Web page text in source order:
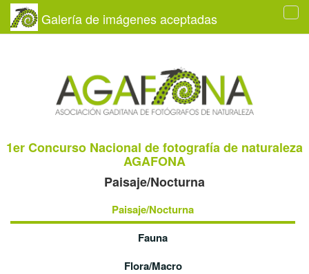
Galería de imágenes aceptadas
1er Concurso Nacional de fotografía de naturaleza
AGAFONA
Paisaje/Nocturna
Paisaje/Nocturna
Fauna
Flora/Macro